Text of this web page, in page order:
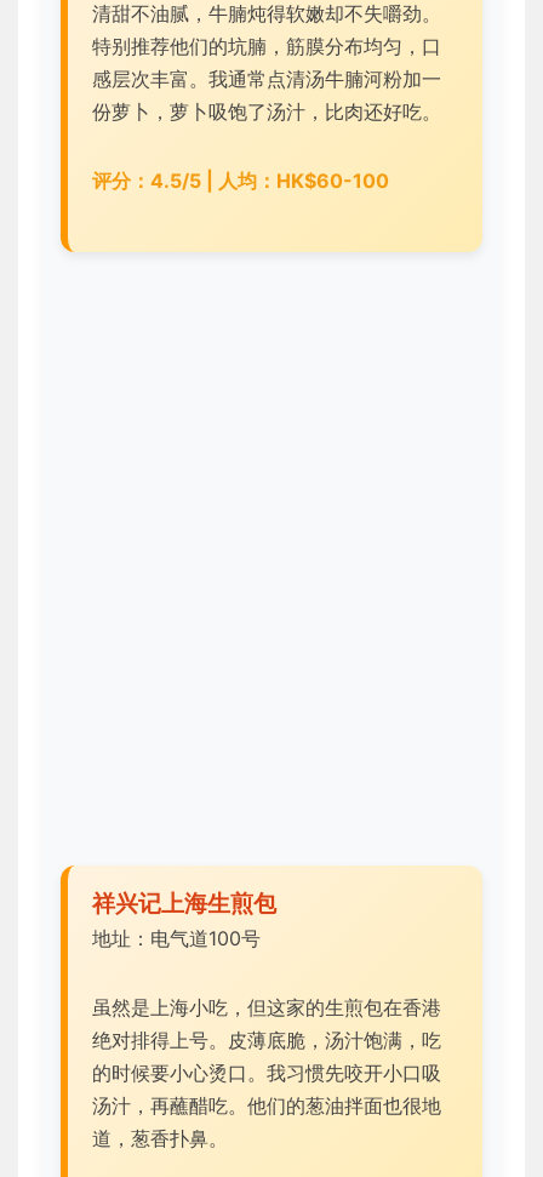
清甜不油腻，牛腩炖得软嫩却不失嚼劲。
特别推荐他们的坑腩，筋膜分布均匀，口
感层次丰富。我通常点清汤牛腩河粉加一
份萝卜，萝卜吸饱了汤汁，比肉还好吃。
评分：4.5/5 | 人均：HK$60-100
祥兴记上海生煎包
地址：电气道100号
虽然是上海小吃，但这家的生煎包在香港
绝对排得上号。皮薄底脆，汤汁饱满，吃
的时候要小心烫口。我习惯先咬开小口吸
汤汁，再蘸醋吃。他们的葱油拌面也很地
道，葱香扑鼻。